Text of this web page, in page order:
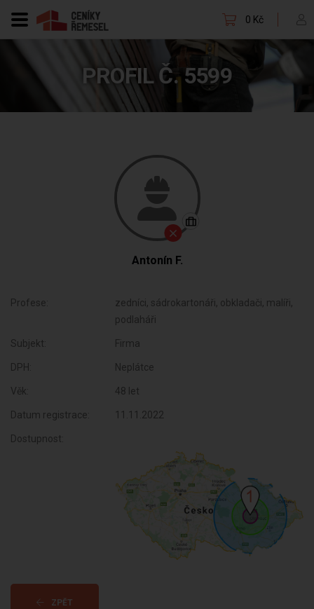
0 Kč
PROFIL Č. 5599
Antonín F.
Profese:
zedníci, sádrokartonáři, obkladači, malíři,
podlaháři
Subjekt: Firma
DPH: Neplátce
Věk: 48 let
Datum registrace: 11.11.2022
Dostupnost:
ZPĚT